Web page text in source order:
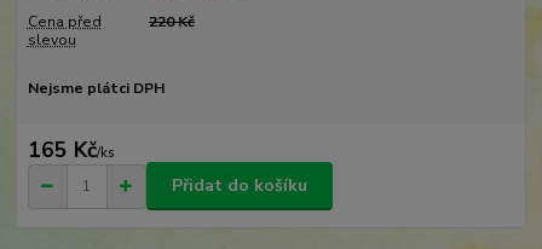
Cena před
slevou
220 Kč
Nejsme plátci DPH
165 Kč/ks
Přidat do košíku